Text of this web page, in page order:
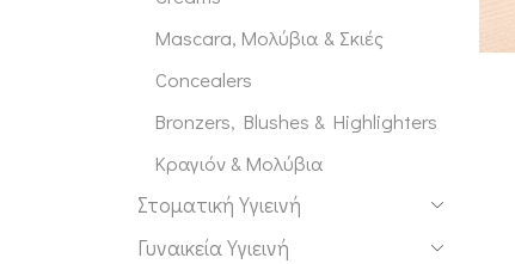
Mascara, Μολύβια & Σκιές
Concealers
Bronzers, Blushes & Highlighters
Κραγιόν & Μολύβια
Στοματική Υγιεινή
Γυναικεία Υγιεινή